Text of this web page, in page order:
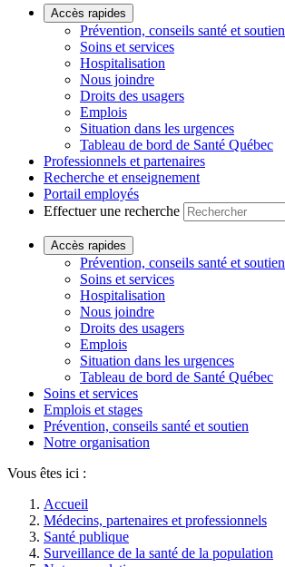
Accès rapides
Prévention, conseils santé et soutien
Soins et services
Hospitalisation
Nous joindre
Droits des usagers
Emplois
Situation dans les urgences
Tableau de bord de Santé Québec
Professionnels et partenaires
Recherche et enseignement
Portail employés
Effectuer une recherche
Accès rapides
Prévention, conseils santé et soutien
Soins et services
Hospitalisation
Nous joindre
Droits des usagers
Emplois
Situation dans les urgences
Tableau de bord de Santé Québec
Soins et services
Emplois et stages
Prévention, conseils santé et soutien
Notre organisation
Vous êtes ici :
Accueil
Médecins, partenaires et professionnels
Santé publique
Surveillance de la santé de la population